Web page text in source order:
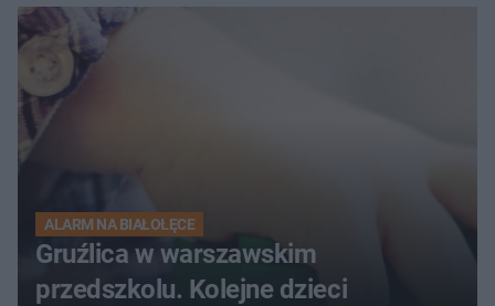
ALARM NA BIAŁOŁĘCE
Gruźlica w warszawskim
przedszkolu. Kolejne dzieci